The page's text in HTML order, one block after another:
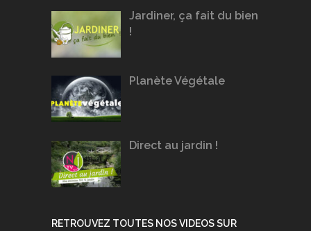
Jardiner, ça fait du bien
!
Planète Végétale
Direct au jardin !
RETROUVEZ TOUTES NOS VIDEOS SUR